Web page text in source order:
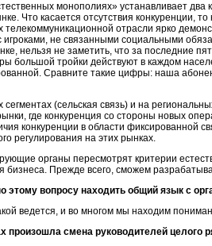
монополиях» устанавливает
Что касается отсутствия конкуренции,
телекоммуникационной отрасли ярко
не связанными социальными
нельзя не заметить, что за последние
большой тройки действуют в каждом
Сравните такие цифры: наша
сегментах (сельская связь) и на
где конкуренция со стороны новых
конкуренции в области фиксированной
регулирования на этих рынках.
органы пересмотрят критерии
бизнеса. Прежде всего, сможем
этому вопросу находить общий язык с
ведется, и во многом мы находим
произошла смена руководителей целого